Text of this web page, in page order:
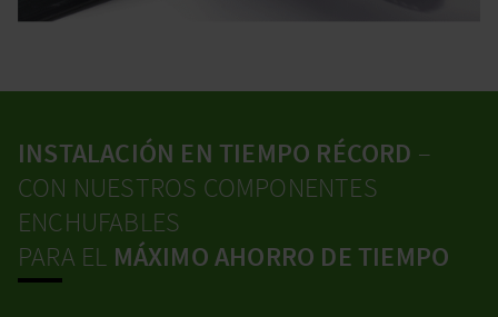
INSTALACIÓN EN TIEMPO RÉCORD –
CON NUESTROS COMPONENTES
ENCHUFABLES
PARA EL MÁXIMO AHORRO DE TIEMPO